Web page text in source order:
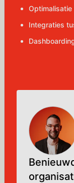
Integraties